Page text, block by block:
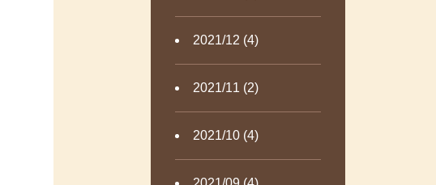
2021/12 (4)
2021/11 (2)
2021/10 (4)